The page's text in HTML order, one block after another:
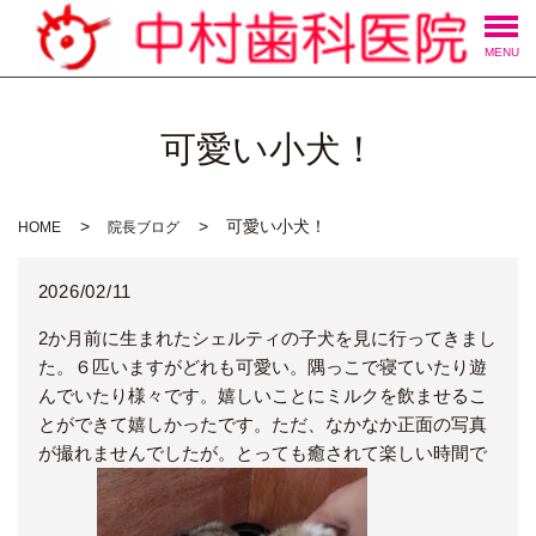
MENU
可愛い小犬！
HOME 院長ブログ 可愛い小犬！
2026/02/11
2か月前に生まれたシェルティの子犬を見に行ってきまし
た。６匹いますがどれも可愛い。隅っこで寝ていたり遊
んでいたり様々です。嬉しいことにミルクを飲ませるこ
とができて嬉しかったです。ただ、なかなか正面の写真
が撮れませんでしたが。とっても癒されて楽しい時間で